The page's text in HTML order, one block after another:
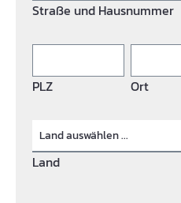
Straße und Hausnummer
PLZ Ort
Land